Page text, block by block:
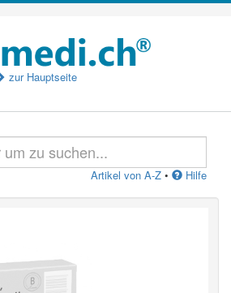
zur Hauptseite
Artikel von A-Z • Hilfe